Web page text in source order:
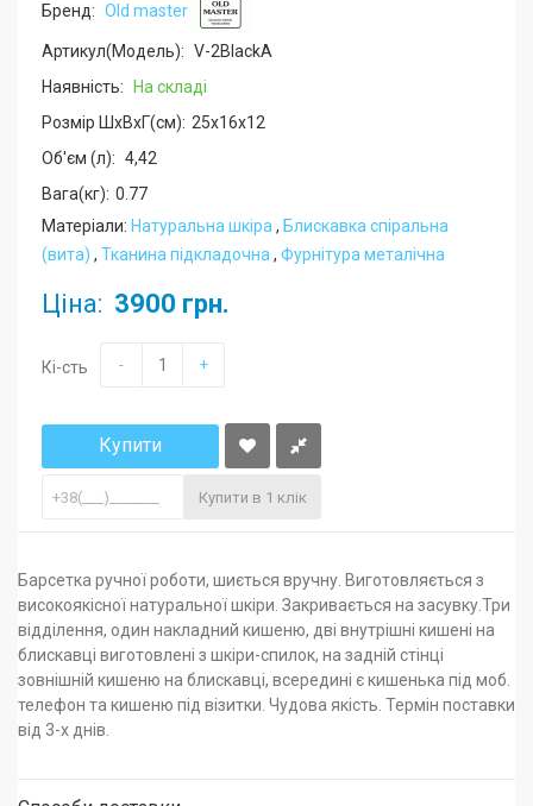
Бренд: Old master
Артикул(Модель): V-2BlackA
Наявність:
На складі
Розмір ШхВхГ(см): 25x16x12
Об'єм (л): 4,42
Вага(кг): 0.77
Матеріали: Натуральна шкіра , Блискавка спіральна
(вита) , Тканина підкладочна , Фурнітура металічна
Ціна: 3900 грн.
Кі-сть - +
Купити
Купити в 1 клік
Барсетка ручної роботи, шиється вручну. Виготовляється з
високоякісної натуральної шкіри. Закривається на засувку.Три
відділення, один накладний кишеню, дві внутрішні кишені на
блискавці виготовлені з шкіри-спилок, на задній стінці
зовнішній кишеню на блискавці, всередині є кишенька під моб.
телефон та кишеню під візитки. Чудова якість. Термін поставки
від 3-х днів.